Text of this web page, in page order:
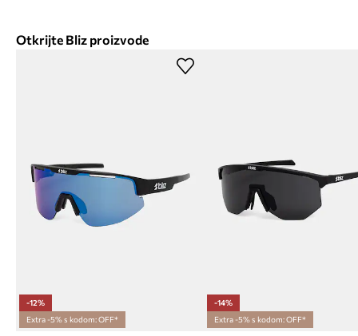
Otkrijte Bliz proizvode
-12%
Extra -5% s kodom: OFF*
-14%
Extra -5% s kodom: OFF*